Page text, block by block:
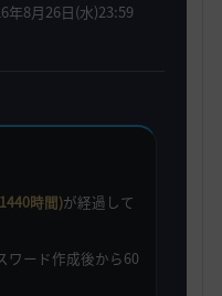
年8月26日(水)23:59
時間)が経過して
ード作成後から60